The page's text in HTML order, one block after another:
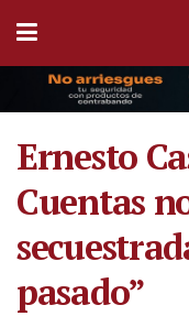
Ernesto
Cuentas
pasado”